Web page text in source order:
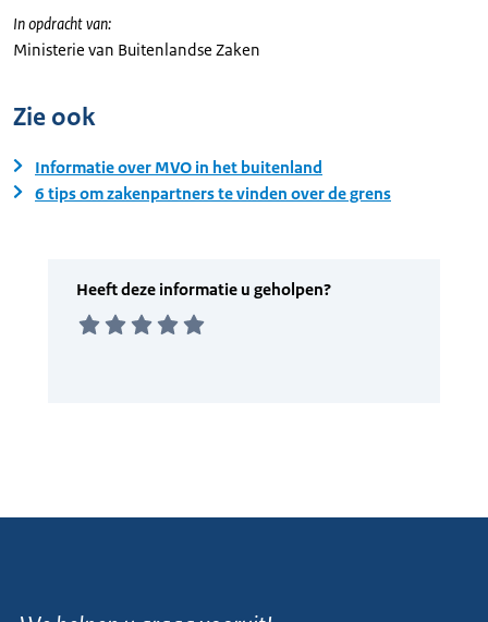
In opdracht van:
Ministerie van Buitenlandse Zaken
Zie ook
Informatie over MVO in het buitenland
6 tips om zakenpartners te vinden over de grens